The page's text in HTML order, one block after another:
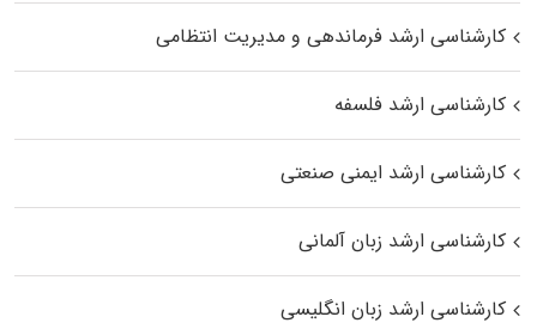
کارشناسی ارشد فرماندهی و مدیریت انتظامی
کارشناسی ارشد فلسفه
کارشناسی ارشد ایمنی صنعتی
کارشناسی ارشد زبان آلمانی
کارشناسی ارشد زبان انگلیسی